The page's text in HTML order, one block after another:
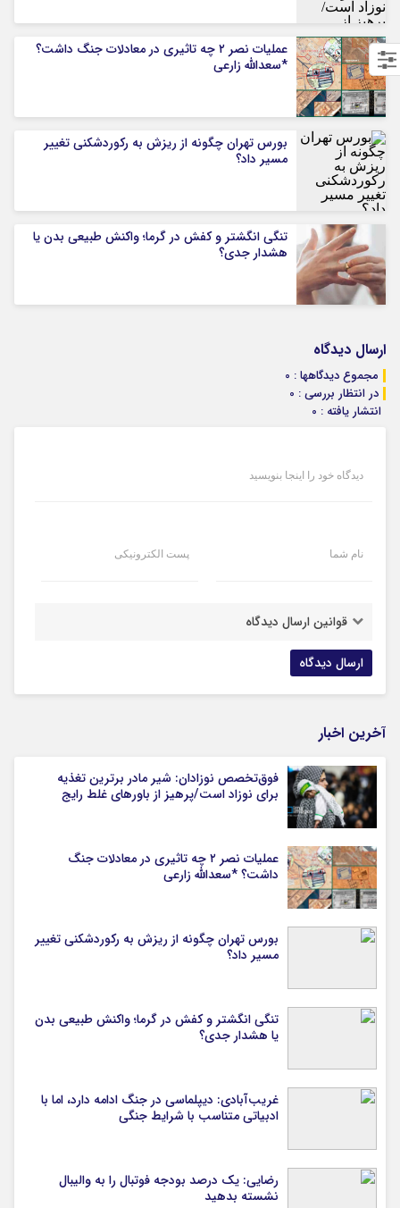
عملیات نصر ۲ چه تاثیری در معادلات جنگ داشت؟
*سعدالله زارعی
بورس تهران چگونه از ریزش به رکوردشکنی تغییر
مسیر داد؟
تنگی انگشتر و کفش در گرما؛ واکنش طبیعی بدن یا
هشدار جدی؟
ارسال دیدگاه
مجموع دیدگاهها : 0
در انتظار بررسی : 0
انتشار یافته : 0
دیدگاه خود را اینجا بنویسید
نام شما پست الکترونیکی
قوانین ارسال دیدگاه
آخرین اخبار
فوق‌تخصص نوزادان: شیر مادر برترین تغذیه
برای نوزاد است/پرهیز از باورهای غلط رایج
عملیات نصر ۲ چه تاثیری در معادلات جنگ
داشت؟ *سعدالله زارعی
بورس تهران چگونه از ریزش به رکوردشکنی تغییر
مسیر داد؟
تنگی انگشتر و کفش در گرما؛ واکنش طبیعی بدن
یا هشدار جدی؟
غریب‌آبادی: دیپلماسی در جنگ ادامه دارد، اما با
ادبیاتی متناسب با شرایط جنگی
رضایی: یک درصد بودجه فوتبال را به والیبال
نشسته بدهید